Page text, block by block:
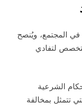
في المجتمع، ويُنصح
لتفادي
الشرعية
تتمثل بمخالفة